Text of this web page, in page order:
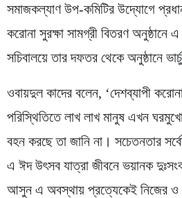
সমাজকল্যাণ উপ-কমিটির উদ্যোগে
করোনা সুরক্ষা সামগ্রী বিতরণ অনুষ্ঠানে
সচিবালয়ে তার দফতর থেকে অনুষ্ঠানে
ওবায়দুল কাদের বলেন, ‘দেশব্যাপী
পরিস্থিতিতে লাখ লাখ মানুষ এখন
বহন করছে তা জানি না। সচেতনতার
এ ঈদ উৎসব যাত্রা জীবনে ভয়ানক
আসুন এ অবস্থায় প্রত্যেকেই নিজের ও